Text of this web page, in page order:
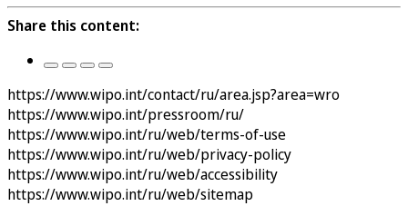
Share this content:
https://www.wipo.int/contact/ru/area.jsp?area=wro
https://www.wipo.int/pressroom/ru/
https://www.wipo.int/ru/web/terms-of-use
https://www.wipo.int/ru/web/privacy-policy
https://www.wipo.int/ru/web/accessibility
https://www.wipo.int/ru/web/sitemap